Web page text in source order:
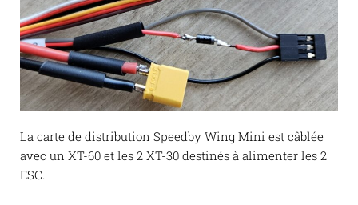
La carte de distribution Speedby Wing Mini est câblée
avec un XT-60 et les 2 XT-30 destinés à alimenter les 2
ESC.